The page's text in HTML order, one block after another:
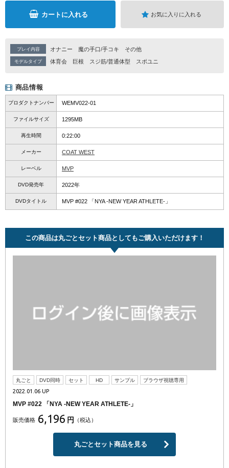
カートに入れる お気に入りに入れる
プレイ内容 オナニー 魔の手口/手コキ その他
モデルタイプ 体育会 巨根 スジ筋/普通体型 スポユニ
商品情報
プロダクトナンバー WEMV022-01
ファイルサイズ 1295MB
再生時間 0:22:00
メーカー COAT WEST
レーベル MVP
DVD発売年 2022年
DVDタイトル MVP #022 「NYA -NEW YEAR ATHLETE-」
この商品は丸ごとセット商品としてもご購入いただけます！
丸ごと DVD同時 セット HD サンプル ブラウザ視聴専用
2022.01.06 UP
MVP #022 「NYA -NEW YEAR ATHLETE-」
販売価格 6,196 円 （税込）
丸ごとセット商品を見る